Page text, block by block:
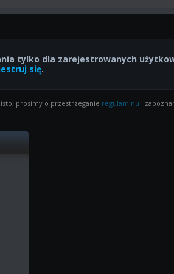
tylko dla zarejestrowanych
się.
prosimy o przestrzeganie regulaminu i